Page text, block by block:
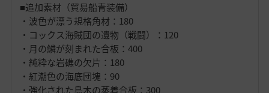
■追加素材（貿易船青装備）
・波色が漂う規格角材：180
・コックス海賊団の遺物（戦闘）：120
・月の鱗が刻まれた合板：400
・純粋な岩礁の欠片：180
・紅潮色の海底団塊：90
・強化された島木の蒸着合板：300